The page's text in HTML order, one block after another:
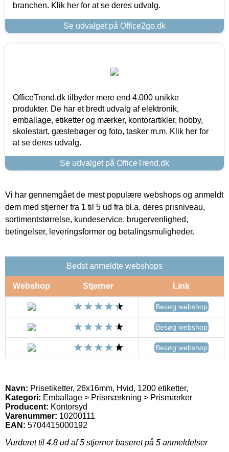
branchen. Klik her for at se deres udvalg.
Se udvalget på Office2go.dk
OfficeTrend.dk tilbyder mere end 4.000 unikke
produkter. De har et bredt udvalg af elektronik,
emballage, etiketter og mærker, kontorartikler, hobby,
skolestart, gæstebøger og foto, tasker m.m. Klik her for
at se deres udvalg.
Se udvalget på OfficeTrend.dk
Vi har gennemgået de mest populære webshops og anmeldt
dem med stjerner fra 1 til 5 ud fra bl.a. deres prisniveau,
sortimentstørrelse, kundeservice, brugervenlighed,
betingelser, leveringsformer og betalingsmuligheder.
Bedst anmeldte webshops
Webshop Stjerner Link
Besøg webshop
Besøg webshop
Besøg webshop
Navn: Prisetiketter, 26x16mm, Hvid, 1200 etiketter,
Kategori: Emballage > Prismærkning > Prismærker
Producent: Kontorsyd
Varenummer: 10200111
EAN: 5704415000192
Vurderet til 4.8 ud af 5 stjerner baseret på 5 anmeldelser